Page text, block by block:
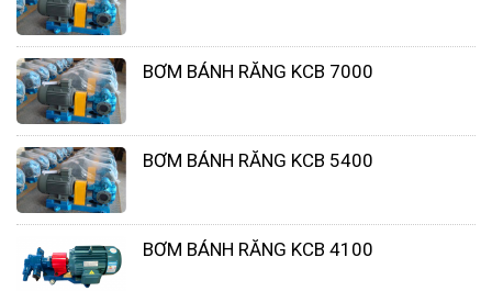
Khi chất lỏng có độ nhớt cao được bơm, áp suất
trong thùng chứa sẽ tăng lên và gây ra ma sát giữa
các bộ phận bên trong máy bơm. Điều này có thể
BƠM BÁNH RĂNG KCB 7000
BƠM BÁNH RĂNG KCB 5400
BƠM BÁNH RĂNG KCB 4100